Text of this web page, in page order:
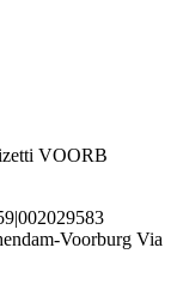
VOORB
Voorburg Via